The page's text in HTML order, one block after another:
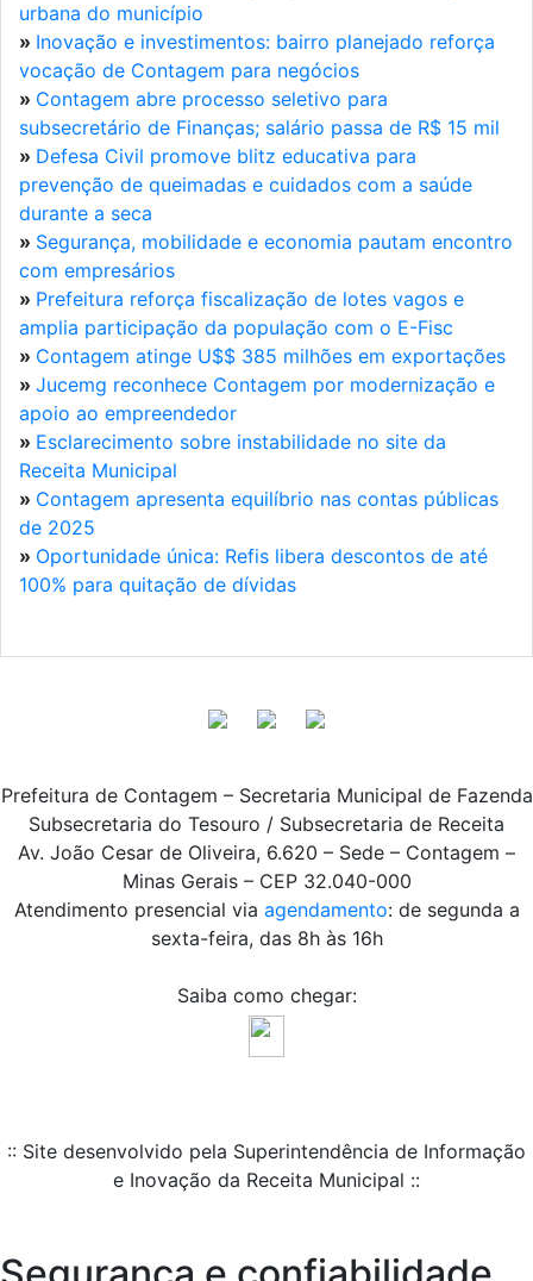
urbana do município
» Inovação e investimentos: bairro planejado reforça
vocação de Contagem para negócios
» Contagem abre processo seletivo para
subsecretário de Finanças; salário passa de R$ 15 mil
» Defesa Civil promove blitz educativa para
prevenção de queimadas e cuidados com a saúde
durante a seca
» Segurança, mobilidade e economia pautam encontro
com empresários
» Prefeitura reforça fiscalização de lotes vagos e
amplia participação da população com o E-Fisc
» Contagem atinge U$$ 385 milhões em exportações
» Jucemg reconhece Contagem por modernização e
apoio ao empreendedor
» Esclarecimento sobre instabilidade no site da
Receita Municipal
» Contagem apresenta equilíbrio nas contas públicas
de 2025
» Oportunidade única: Refis libera descontos de até
100% para quitação de dívidas
Prefeitura de Contagem – Secretaria Municipal de Fazenda
Subsecretaria do Tesouro / Subsecretaria de Receita
Av. João Cesar de Oliveira, 6.620 – Sede – Contagem –
Minas Gerais – CEP 32.040-000
Atendimento presencial via agendamento: de segunda a
sexta-feira, das 8h às 16h
Saiba como chegar:
:: Site desenvolvido pela Superintendência de Informação
e Inovação da Receita Municipal ::